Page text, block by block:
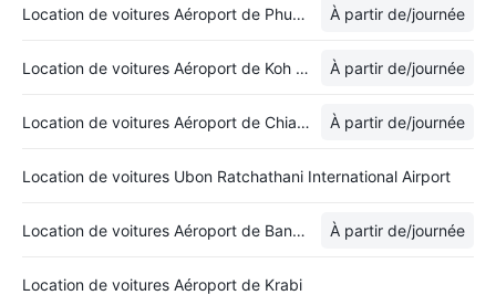
Location de voitures Aéroport de Phuket À partir de/journée
Location de voitures Aéroport de Koh Samui À partir de/journée
Location de voitures Aéroport de Chiang Mai À partir de/journée
Location de voitures Ubon Ratchathani International Airport
Location de voitures Aéroport de Bangkok À partir de/journée
Location de voitures Aéroport de Krabi